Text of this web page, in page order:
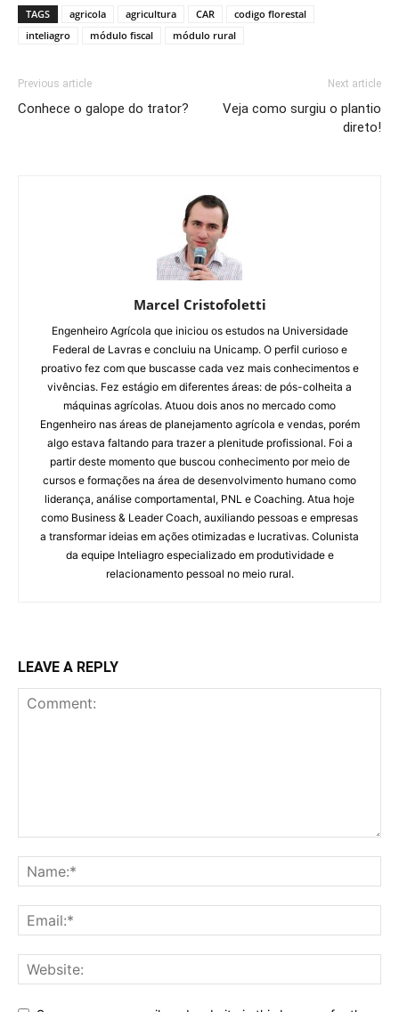
TAGS agricola agricultura CAR
codigo florestal
inteliagro
módulo fiscal módulo rural
Previous article
Conhece o galope do trator?
Next article
Veja como surgiu o plantio
direto!
Marcel Cristofoletti
Engenheiro Agrícola que iniciou os estudos na Universidade
Federal de Lavras e concluiu na Unicamp. O perfil curioso e
proativo fez com que buscasse cada vez mais conhecimentos e
vivências. Fez estágio em diferentes áreas: de pós-colheita a
máquinas agrícolas. Atuou dois anos no mercado como
Engenheiro nas áreas de planejamento agrícola e vendas, porém
algo estava faltando para trazer a plenitude profissional. Foi a
partir deste momento que buscou conhecimento por meio de
cursos e formações na área de desenvolvimento humano como
liderança, análise comportamental, PNL e Coaching. Atua hoje
como Business & Leader Coach, auxiliando pessoas e empresas
a transformar ideias em ações otimizadas e lucrativas. Colunista
da equipe Inteliagro especializado em produtividade e
relacionamento pessoal no meio rural.
LEAVE A REPLY